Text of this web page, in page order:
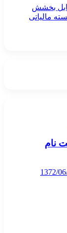
بخشش
مالیاتی
نام